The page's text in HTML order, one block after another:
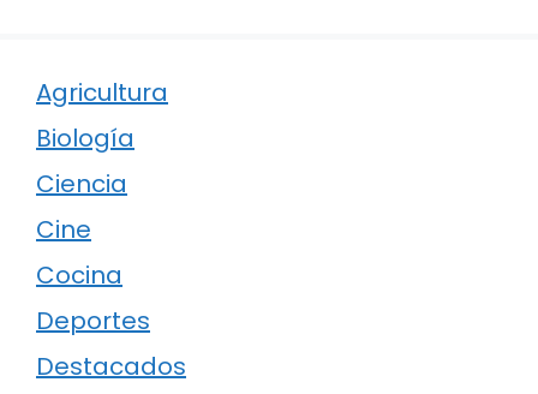
Agricultura
Biología
Ciencia
Cine
Cocina
Deportes
Destacados